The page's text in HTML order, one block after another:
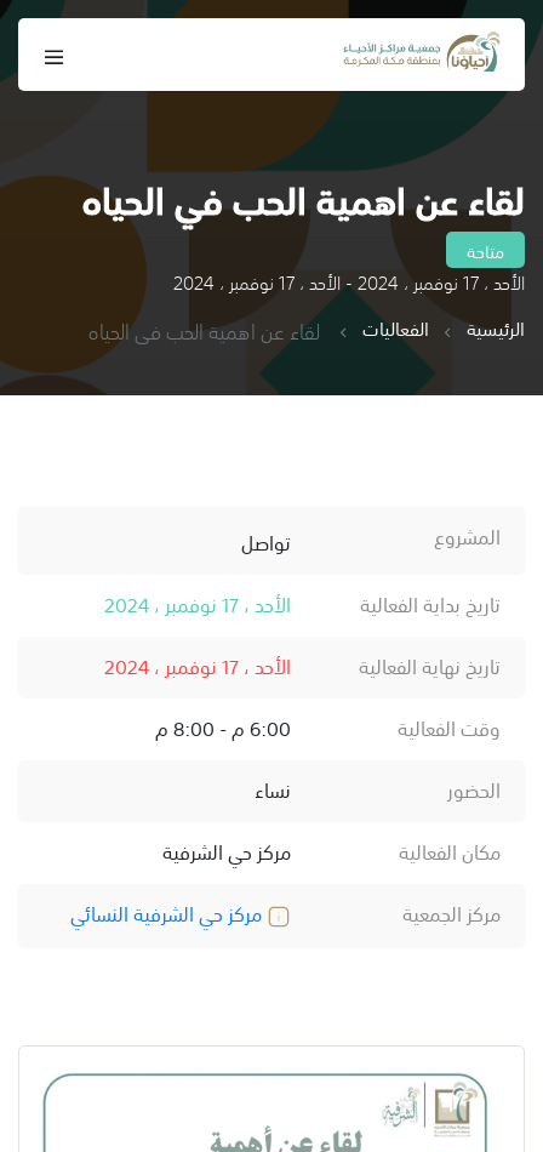
لقاء عن اهمية الحب في الحياه
متاحة
الأحد ، 17 نوفمبر ، 2024 - الأحد ، 17 نوفمبر ، 2024
الرئيسية
الفعاليات لقاء عن اهمية الحب في الحياه
المشروع
تواصل
تاريخ بداية الفعالية
الأحد ، 17 نوفمبر ، 2024
تاريخ نهاية الفعالية
الأحد ، 17 نوفمبر ، 2024
وقت الفعالية
6:00 م - 8:00 م
الحضور
نساء
مكان الفعالية
مركز حي الشرفية
مركز الجمعية
مركز حي الشرفية النسائي